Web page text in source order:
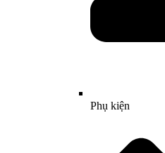
Phụ kiện